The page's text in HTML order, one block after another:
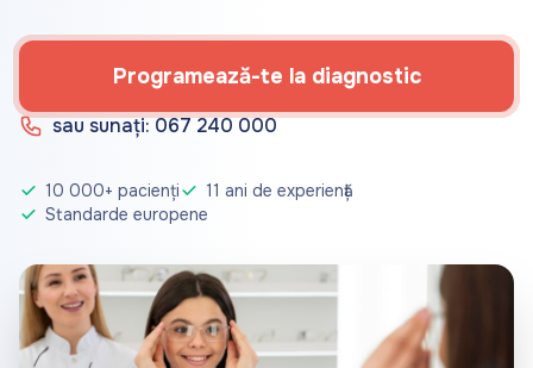
Programează-te la diagnostic
sau sunați: 067 240 000
10 000+ pacienți
11 ani de experiență
Standarde europene